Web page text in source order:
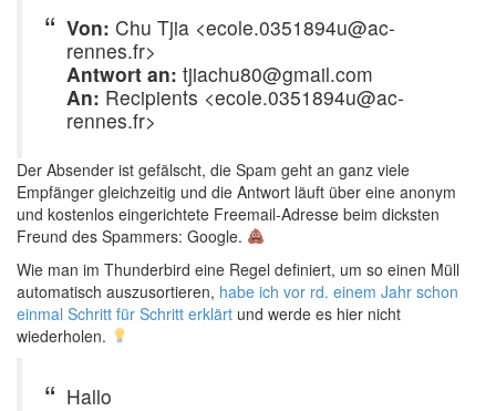
Von: Chu Tjia <ecole.0351894u@ac-
rennes.fr>
Antwort an: tjiachu80@gmail.com
An: Recipients <ecole.0351894u@ac-
rennes.fr>
Der Absender ist gefälscht, die Spam geht an ganz viele
Empfänger gleichzeitig und die Antwort läuft über eine anonym
und kostenlos eingerichtete Freemail-Adresse beim dicksten
Freund des Spammers: Google.
Wie man im Thunderbird eine Regel definiert, um so einen Müll
automatisch auszusortieren, habe ich vor rd. einem Jahr schon
einmal Schritt für Schritt erklärt und werde es hier nicht
wiederholen.
Hallo